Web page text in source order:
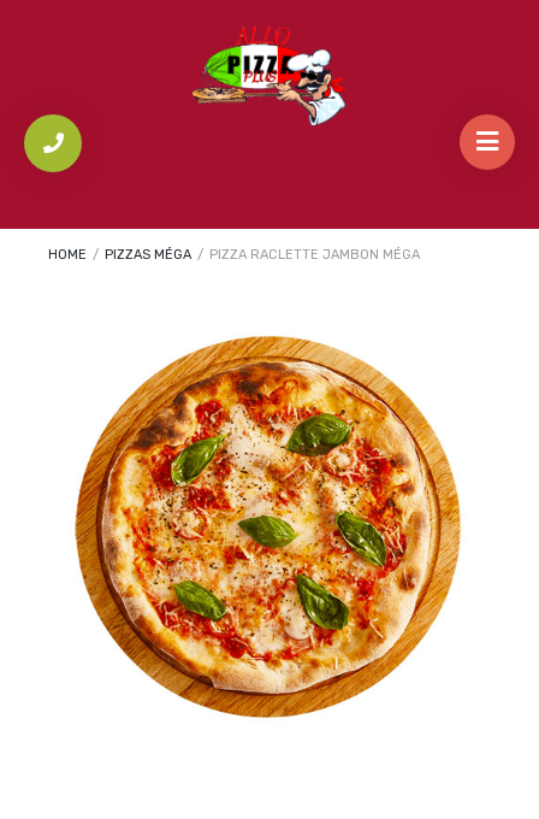
HOME / PIZZAS MÉGA / PIZZA RACLETTE JAMBON MÉGA